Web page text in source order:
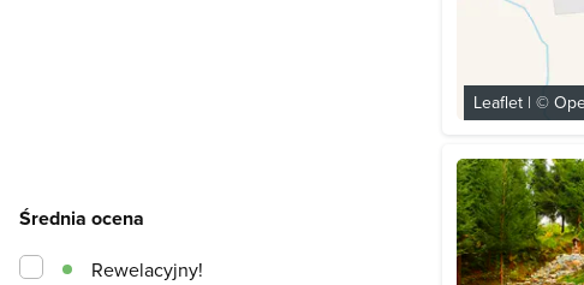
Leaflet | ©
Średnia ocena
Rewelacyjny!